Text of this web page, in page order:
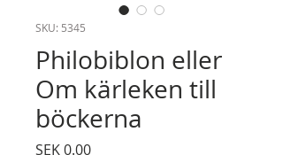
SKU: 5345
Philobiblon eller
Om kärleken till
böckerna
SEK 0.00Price